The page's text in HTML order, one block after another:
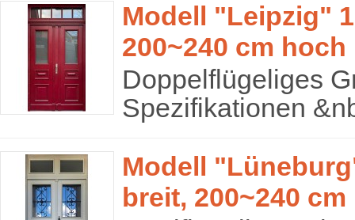
Modell "Leipzig"
200~240 cm hoch
Doppelflügeliges
Spezifikationen
Modell
breit, 200~240